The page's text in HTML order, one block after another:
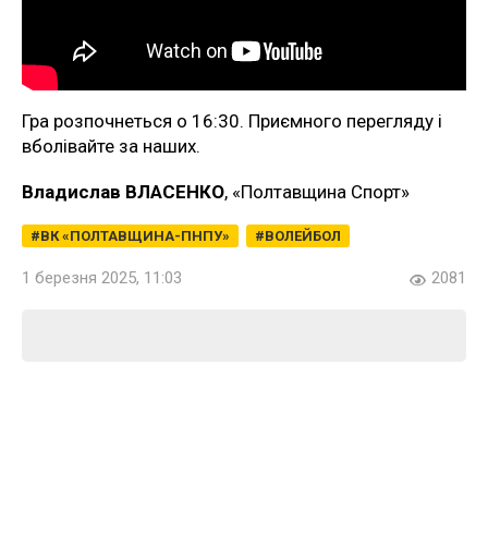
Гра розпочнеться о 16:30. Приємного перегляду і
вболівайте за наших.
Владислав ВЛАСЕНКО, «Полтавщина Спорт»
ВК «ПОЛТАВЩИНА-ПНПУ» ВОЛЕЙБОЛ
1 березня 2025, 11:03 2081